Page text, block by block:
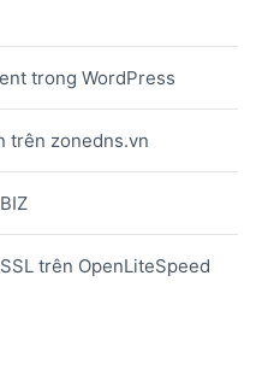
trong WordPress
trên zonedns.vn
trên OpenLiteSpeed